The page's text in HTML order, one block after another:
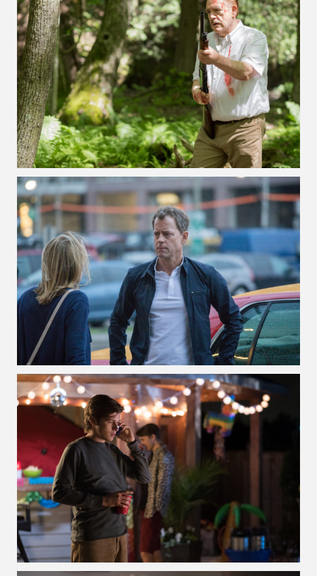
VOIR LA PHOTO EN GRAND FORMAT
VOIR LA PHOTO EN GRAND FORMAT
VOIR LA PHOTO EN GRAND FORMAT